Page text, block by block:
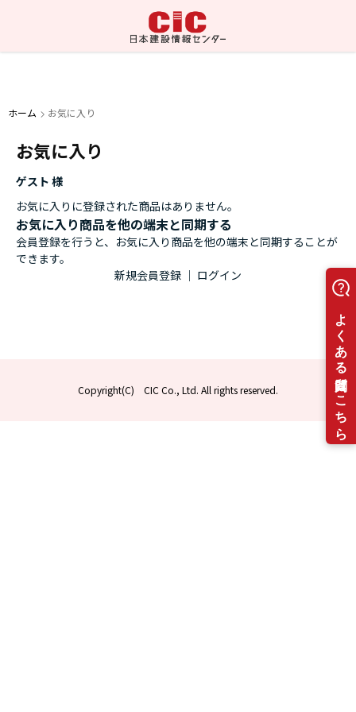
ホーム お気に入り
お気に入り
ゲスト 様
お気に入りに登録された商品はありません。
お気に入り商品を他の端末と同期する
会員登録を行うと、お気に入り商品を他の端末と同期することが
できます。
新規会員登録 ｜ ログイン
Copyright(C) CIC Co., Ltd. All rights reserved.